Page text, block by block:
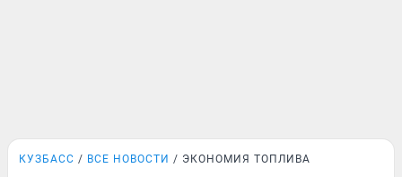
КУЗБАСС ВСЕ НОВОСТИ ЭКОНОМИЯ ТОПЛИВА